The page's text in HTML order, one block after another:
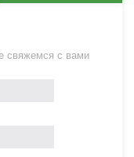
свяжемся с вами